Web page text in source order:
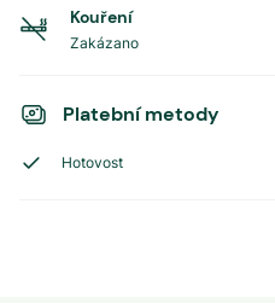
Kouření
Zakázano
Platební metody
Hotovost